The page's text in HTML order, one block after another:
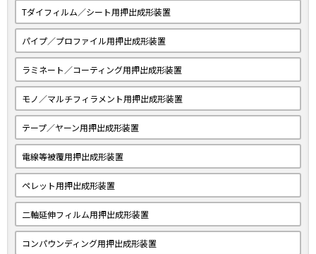
Tダイフィルム／シート用押出成形装置
パイプ／プロファイル用押出成形装置
ラミネート／コーティング用押出成形装置
モノ／マルチフィラメント用押出成形装置
テープ／ヤーン用押出成形装置
電線等被覆用押出成形装置
ペレット用押出成形装置
二軸延伸フィルム用押出成形装置
コンパウンディング用押出成形装置